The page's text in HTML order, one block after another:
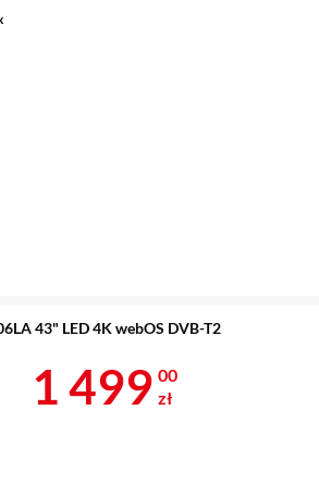
43" LED 4K webOS DVB-T2
Cena 1 499 zł
1 499 00
zł